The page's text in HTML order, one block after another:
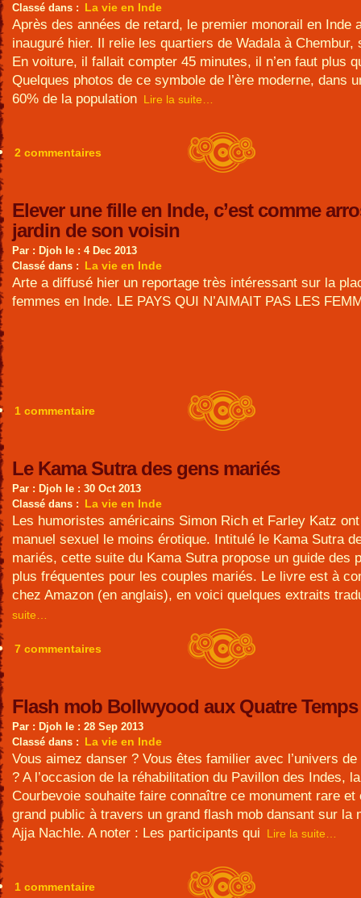
Classé dans : La vie en Inde
Après des années de retard, le premier monorail en Inde
inauguré hier. Il relie les quartiers de Wadala à Chembur,
En voiture, il fallait compter 45 minutes, il n’en faut plus
Quelques photos de ce symbole de l’ère moderne, dans
60% de la population Lire la suite…
2 commentaires
Elever une fille en Inde, c’est comme
jardin de son voisin
Par : Djoh le : 4 Dec 2013
Classé dans : La vie en Inde
Arte a diffusé hier un reportage très intéressant sur la
femmes en Inde. LE PAYS QUI N’AIMAIT PAS LES
1 commentaire
Le Kama Sutra des gens mariés
Par : Djoh le : 30 Oct 2013
Classé dans : La vie en Inde
Les humoristes américains Simon Rich et Farley Katz
manuel sexuel le moins érotique. Intitulé le Kama Sutra
mariés, cette suite du Kama Sutra propose un guide des
plus fréquentes pour les couples mariés. Le livre est à
chez Amazon (en anglais), en voici quelques extraits
suite…
7 commentaires
Flash mob Bollwyood aux Quatre
Par : Djoh le : 28 Sep 2013
Classé dans : La vie en Inde
Vous aimez danser ? Vous êtes familier avec l’univers
? A l’occasion de la réhabilitation du Pavillon des Indes,
Courbevoie souhaite faire connaître ce monument rare et
grand public à travers un grand flash mob dansant sur la
Ajja Nachle. A noter : Les participants qui
Lire la suite…
1 commentaire